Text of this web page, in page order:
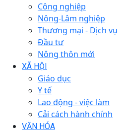
Công nghiệp
Nông-Lâm nghiệp
Thương mại - Dịch vụ
Đầu tư
Nông thôn mới
XÃ HỘI
Giáo dục
Y tế
Lao động - việc làm
Cải cách hành chính
VĂN HÓA